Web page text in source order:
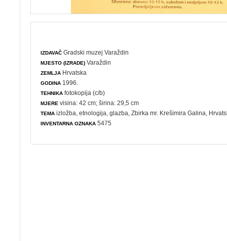
IZDAVAČ Gradski muzej Varaždin
MJESTO (IZRADE) Varaždin
ZEMLJA Hrvatska
GODINA 1996.
TEHNIKA fotokopija (c/b)
MJERE visina: 42 cm; širina: 29,5 cm
TEMA izložba ,etnologija ,glazba , Zbirka mr. Krešimira Galina,
INVENTARNA OZNAKA 5475